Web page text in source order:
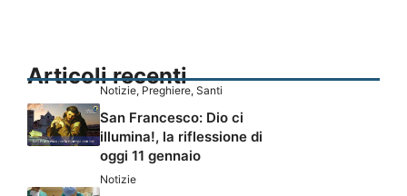
Articoli recenti
Notizie, Preghiere, Santi
San Francesco: Dio ci
illumina!, la riflessione di
oggi 11 gennaio
Notizie